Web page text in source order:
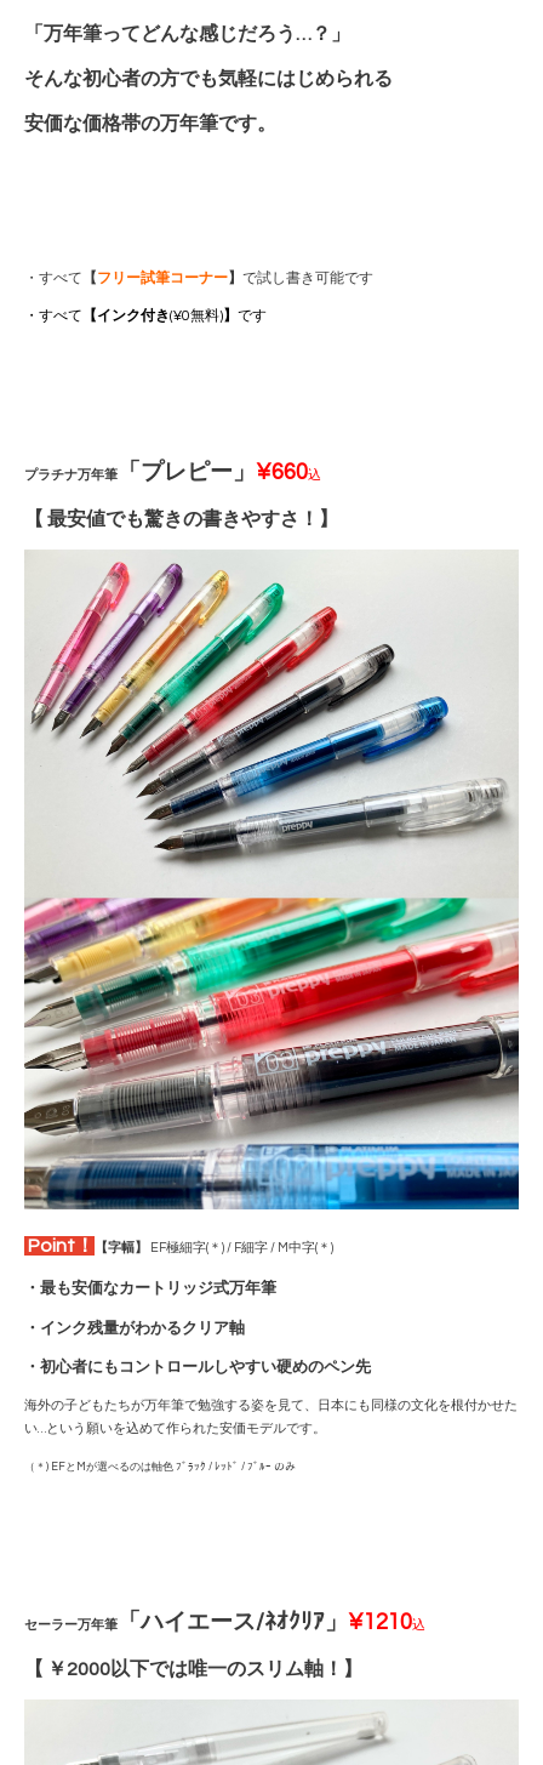
「万年筆ってどんな感じだろう…？」
そんな初心者の方でも気軽にはじめられる
安価な価格帯の万年筆です。
・すべて 【フリー試筆コーナー】 で試し書き可能です
・すべて 【インク付き(¥0無料)】 です
プラチナ万年筆 「プレピー 」 ¥660込
【 最安値でも驚きの書きやすさ！】
Point！ 【字幅】 EF極細字(＊) / F細字 / M中字(＊)
・最も安価なカートリッジ式万年筆
・インク残量がわかるクリア軸
・初心者にもコントロールしやすい硬めのペン先
海外の子どもたちが万年筆で勉強する姿を見て、日本にも同様の文化を根付かせた
い…という願いを込めて作られた安価モデルです。
（＊) EFとMが選べるのは軸色 ﾌﾞﾗｯｸ / ﾚｯﾄﾞ / ﾌﾞﾙｰ のみ
セーラー万年筆 「ハイエース/ﾈｵｸﾘｱ 」 ¥1210込
【 ￥2000以下では唯一のスリム軸！】